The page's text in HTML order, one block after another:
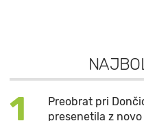
1
Preobrat pri
presenetila z